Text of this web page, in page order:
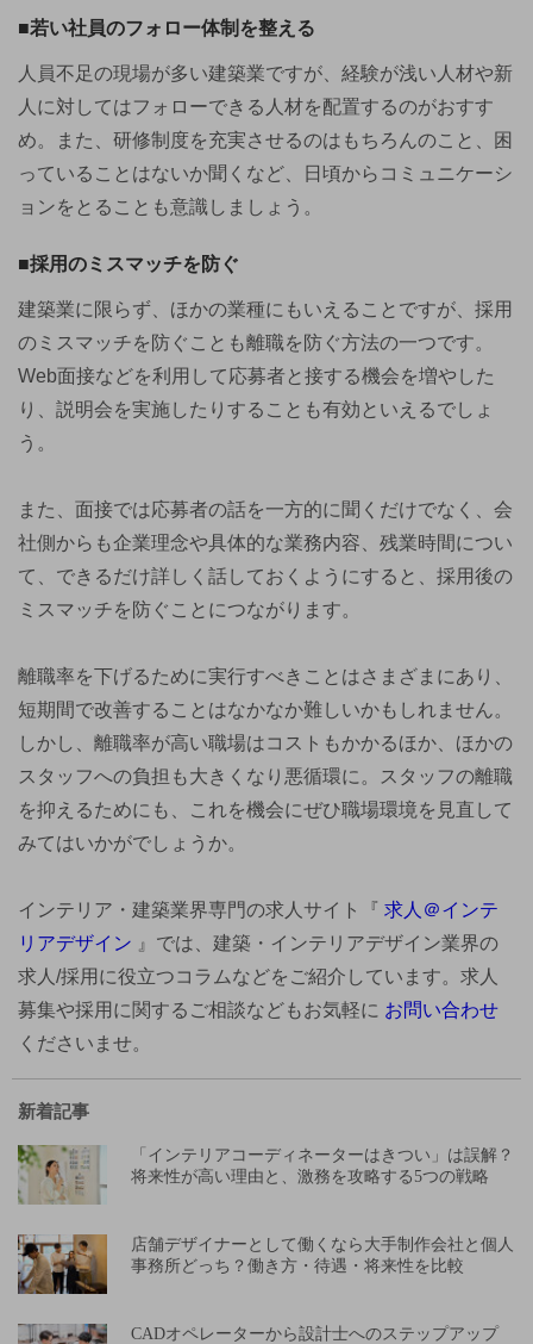
■若い社員のフォロー体制を整える
人員不足の現場が多い建築業ですが、経験が浅い人材や新
人に対してはフォローできる人材を配置するのがおすす
め。また、研修制度を充実させるのはもちろんのこと、困
っていることはないか聞くなど、日頃からコミュニケーシ
ョンをとることも意識しましょう。
■採用のミスマッチを防ぐ
建築業に限らず、ほかの業種にもいえることですが、採用
のミスマッチを防ぐことも離職を防ぐ方法の一つです。
Web面接などを利用して応募者と接する機会を増やした
り、説明会を実施したりすることも有効といえるでしょ
う。
また、面接では応募者の話を一方的に聞くだけでなく、会
社側からも企業理念や具体的な業務内容、残業時間につい
て、できるだけ詳しく話しておくようにすると、採用後の
ミスマッチを防ぐことにつながります。
離職率を下げるために実行すべきことはさまざまにあり、
短期間で改善することはなかなか難しいかもしれません。
しかし、離職率が高い職場はコストもかかるほか、ほかの
スタッフへの負担も大きくなり悪循環に。スタッフの離職
を抑えるためにも、これを機会にぜひ職場環境を見直して
みてはいかがでしょうか。
インテリア・建築業界専門の求人サイト『 求人＠インテ
リアデザイン 』では、建築・インテリアデザイン業界の
求人/採用に役立つコラムなどをご紹介しています。求人
募集や採用に関するご相談などもお気軽に お問い合わせ
くださいませ。
新着記事
「インテリアコーディネーターはきつい」は誤解？
将来性が高い理由と、激務を攻略する5つの戦略
店舗デザイナーとして働くなら大手制作会社と個人
事務所どっち？働き方・待遇・将来性を比較
CADオペレーターから設計士へのステップアップ